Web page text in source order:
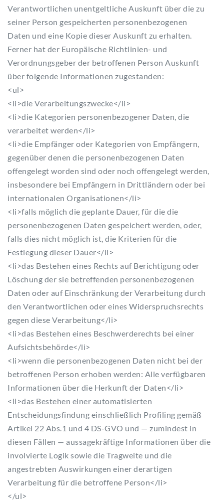
Verantwortlichen unentgeltliche Auskunft über die zu
seiner Person gespeicherten personenbezogenen
Daten und eine Kopie dieser Auskunft zu erhalten.
Ferner hat der Europäische Richtlinien- und
Verordnungsgeber der betroffenen Person Auskunft
über folgende Informationen zugestanden:
<ul>
<li>die Verarbeitungszwecke</li>
<li>die Kategorien personenbezogener Daten, die
verarbeitet werden</li>
<li>die Empfänger oder Kategorien von Empfängern,
gegenüber denen die personenbezogenen Daten
offengelegt worden sind oder noch offengelegt werden,
insbesondere bei Empfängern in Drittländern oder bei
internationalen Organisationen</li>
<li>falls möglich die geplante Dauer, für die die
personenbezogenen Daten gespeichert werden, oder,
falls dies nicht möglich ist, die Kriterien für die
Festlegung dieser Dauer</li>
<li>das Bestehen eines Rechts auf Berichtigung oder
Löschung der sie betreffenden personenbezogenen
Daten oder auf Einschränkung der Verarbeitung durch
den Verantwortlichen oder eines Widerspruchsrechts
gegen diese Verarbeitung</li>
<li>das Bestehen eines Beschwerderechts bei einer
Aufsichtsbehörde</li>
<li>wenn die personenbezogenen Daten nicht bei der
betroffenen Person erhoben werden: Alle verfügbaren
Informationen über die Herkunft der Daten</li>
<li>das Bestehen einer automatisierten
Entscheidungsfindung einschließlich Profiling gemäß
Artikel 22 Abs.1 und 4 DS-GVO und — zumindest in
diesen Fällen — aussagekräftige Informationen über die
involvierte Logik sowie die Tragweite und die
angestrebten Auswirkungen einer derartigen
Verarbeitung für die betroffene Person</li>
</ul>